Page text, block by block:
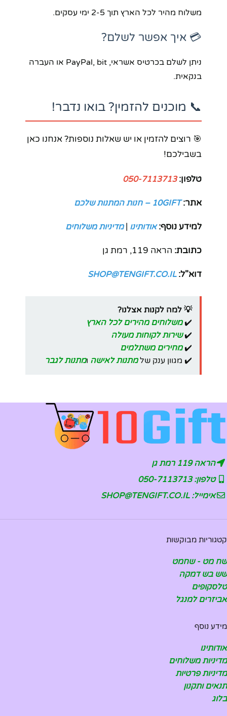
משלוח מהיר לכל הארץ תוך 2-5 ימי עסקים.
💳 איך אפשר לשלם?
ניתן לשלם בכרטיס אשראי, PayPal, bit או העברה
בנקאית.
📞 מוכנים להזמין? בואו נדבר!
🎯 רוצים להזמין או יש שאלות נוספות? אנחנו כאן
בשבילכם!
טלפון: 050-7113713
אתר: 10GIFT – חנות המתנות שלכם
למידע נוסף: אודותינו |מדיניות משלוחים
כתובת: הראה 119, רמת גן
דוא"ל: SHOP@TENGIFT.CO.IL
💡 למה לקנות אצלנו?
✔️משלוחים מהירים לכל הארץ
✔️שירות לקוחות מעולה
✔️מחירים משתלמים
✔️ מגוון ענק שלמתנות לאישה ומתנות לגבר
הראה 119 רמת גן
טלפון: 050-7113713
אימייל: SHOP@TENGIFT.CO.IL
קטגוריות מבוקשות
שח מט - שחמט
שש בש דמקה
טלסקופים
אביזרים למנגל
מידע נוסף
אודותינו
מדיניות משלוחים
מדיניות פרטיות
תנאים ותקנון
בלוג